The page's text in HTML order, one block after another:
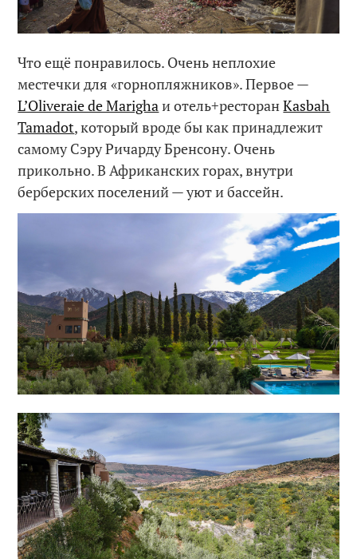
Что ещё понравилось. Очень неплохие
местечки для «горнопляжников». Первое —
L’Oliveraie de Marigha и отель+ресторанKasbah
Tamadot, который вроде бы как принадлежит
самому Сэру Ричарду Бренсону. Очень
прикольно. В Африканских горах, внутри
берберских поселений — уют и бассейн.